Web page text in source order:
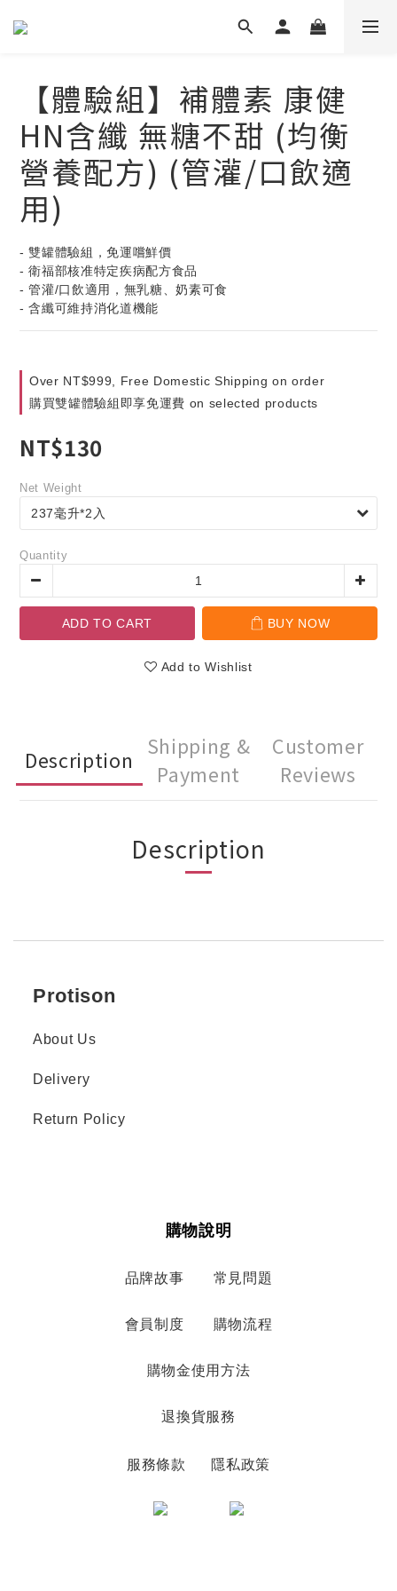
【體驗組】補體素 康健
HN含纖 無糖不甜 (均衡
營養配方) (管灌/口飲適
用)
- 雙罐體驗組，免運嚐鮮價
- 衛福部核准特定疾病配方食品
- 管灌/口飲適用，無乳糖、奶素可食
- 含纖可維持消化道機能
Over NT$999, Free Domestic Shipping on order
購買雙罐體驗組即享免運費 on selected products
NT$130
Net Weight
Quantity
ADD TO CART BUY NOW
Add to Wishlist
Description
Shipping &
Payment
Customer
Reviews
Description
Protison
About Us
Delivery
Return Policy
購物說明
品牌故事 常見問題
會員制度 購物流程
購物金使用方法
退換貨服務
服務條款 隱私政策